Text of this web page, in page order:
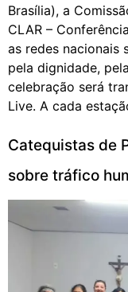
Brasília), a
CLAR –
as redes nacionais
pela dignidade,
celebração será
Live. A cada
Catequistas de
sobre tráfico